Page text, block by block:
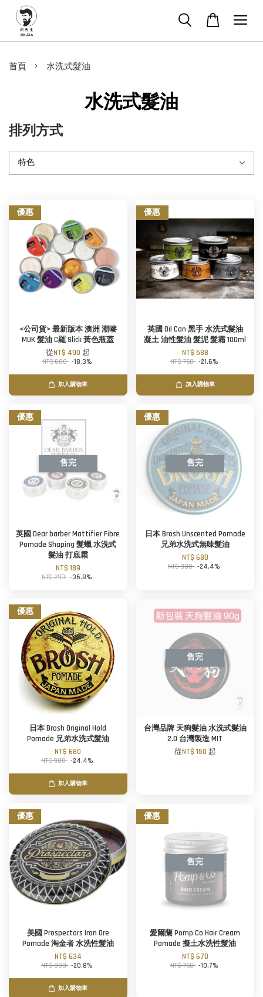
首頁 › 水洗式髮油
水洗式髮油
排列方式
優惠
<公司貨> 最新版本 澳洲 潮嘜
MUK 髮油 C羅 Slick 黃色瓶蓋
從NT$ 490 起
NT$ 600 -18.3%
加入購物車
優惠
英國 Oil Can 黑手 水洗式髮油
凝土 油性髮油 髮泥 髮霜 100ml
NT$ 588
NT$ 750 -21.6%
加入購物車
優惠
售完
英國 Dear barber Mattifier Fibre
Pomade Shaping 髮蠟 水洗式
髮油 打底霜
NT$ 189
NT$ 299 -36.8%
優惠
售完
日本 Brosh Unscented Pomade
兄弟水洗式無味髮油
NT$ 680
NT$ 900 -24.4%
優惠
日本 Brosh Original Hold
Pomade 兄弟水洗式髮油
NT$ 680
NT$ 900 -24.4%
加入購物車
售完
台灣品牌 天狗髮油 水洗式髮油
2.0 台灣製造 MIT
從NT$ 150 起
優惠
美國 Prospectors Iron Ore
Pomade 淘金者 水洗性髮油
NT$ 634
NT$ 800 -20.8%
加入購物車
優惠
售完
愛爾蘭 Pomp Co Hair Cream
Pomade 擬土水洗性髮油
NT$ 670
NT$ 750 -10.7%